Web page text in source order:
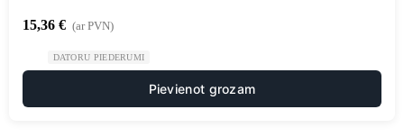
15,36 € (ar PVN)
DATORU PIEDERUMI
Pievienot grozam